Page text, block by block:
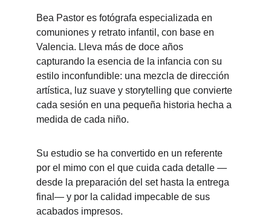
Bea Pastor es fotógrafa especializada en
comuniones y retrato infantil, con base en
Valencia. Lleva más de doce años
capturando la esencia de la infancia con su
estilo inconfundible: una mezcla de dirección
artística, luz suave y storytelling que convierte
cada sesión en una pequeña historia hecha a
medida de cada niño.
Su estudio se ha convertido en un referente
por el mimo con el que cuida cada detalle —
desde la preparación del set hasta la entrega
final— y por la calidad impecable de sus
acabados impresos.